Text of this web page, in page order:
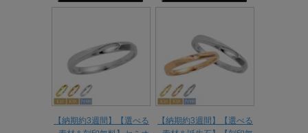
【納期約3週間】【選べる
【納期約3週間】【選べる